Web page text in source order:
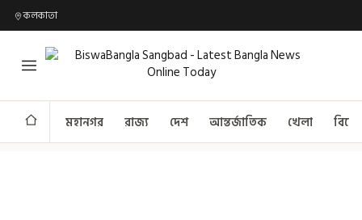
কলকাতা
মহানগর রাজ্য দেশ আন্তর্জাতিক খেলা